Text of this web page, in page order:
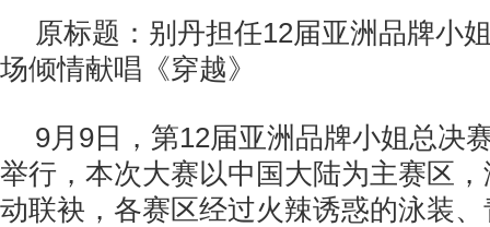
原标题：别丹担任12届亚洲品牌小
场倾情献唱《穿越》
9月9日，第12届亚洲品牌小姐总决
举行，本次大赛以中国大陆为主赛区
动联袂，各赛区经过火辣诱惑的泳装